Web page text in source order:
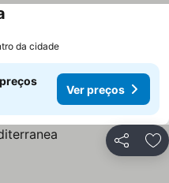
da cidade
Ver preços
Partilhar